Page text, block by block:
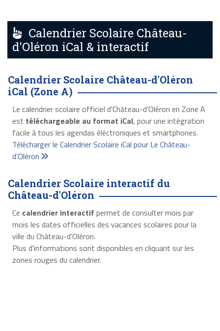
Calendrier Scolaire Château-
d'Oléron iCal & interactif
Calendrier Scolaire Château-d'Oléron
iCal (Zone A)
Le calendrier scolaire officiel d'Château-d'Oléron en Zone A
est téléchargeable au format iCal, pour une intégration
facile à tous les agendas éléctroniques et smartphones.
Télécharger le Calendrier Scolaire iCal pour Le Château-
d'Oléron
Calendrier Scolaire interactif du
Château-d'Oléron
Ce calendrier interactif permet de consulter mois par
mois les dates officielles des vacances scolaires pour la
ville du Château-d'Oléron.
Plus d'informations sont disponibles en cliquant sur les
zones rouges du calendrier.